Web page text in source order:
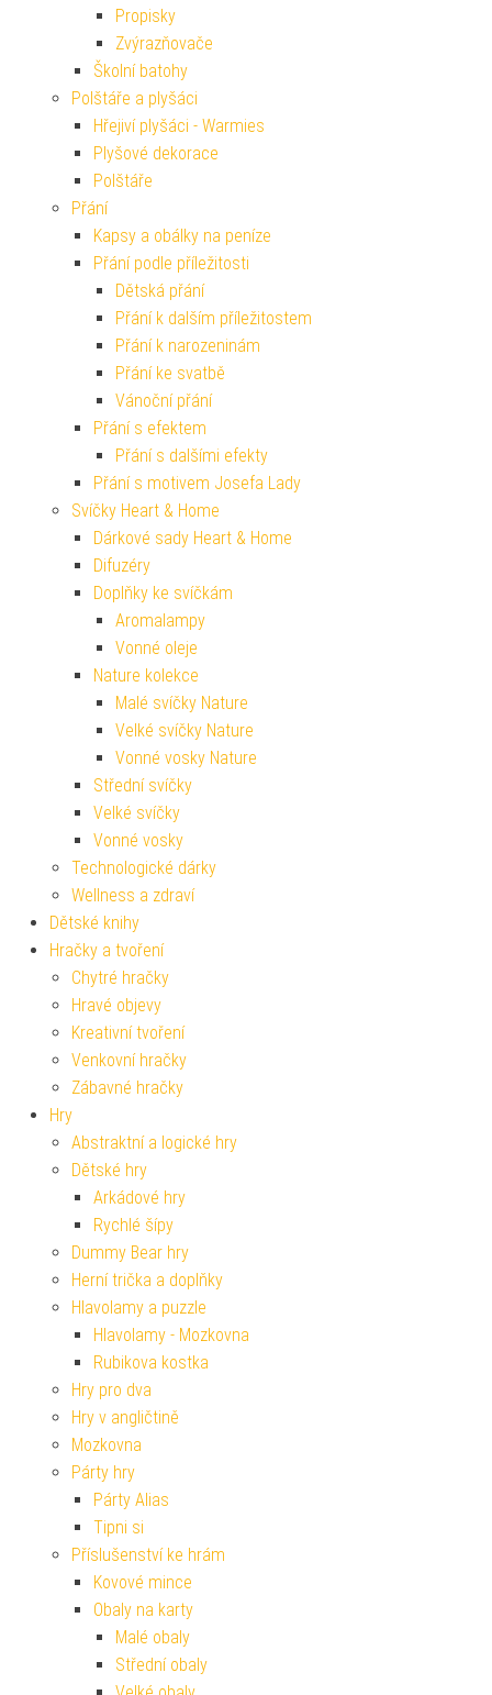
Propisky
Zvýrazňovače
Školní batohy
Polštáře a plyšáci
Hřejiví plyšáci - Warmies
Plyšové dekorace
Polštáře
Přání
Kapsy a obálky na peníze
Přání podle příležitosti
Dětská přání
Přání k dalším příležitostem
Přání k narozeninám
Přání ke svatbě
Vánoční přání
Přání s efektem
Přání s dalšími efekty
Přání s motivem Josefa Lady
Svíčky Heart & Home
Dárkové sady Heart & Home
Difuzéry
Doplňky ke svíčkám
Aromalampy
Vonné oleje
Nature kolekce
Malé svíčky Nature
Velké svíčky Nature
Vonné vosky Nature
Střední svíčky
Velké svíčky
Vonné vosky
Technologické dárky
Wellness a zdraví
Dětské knihy
Hračky a tvoření
Chytré hračky
Hravé objevy
Kreativní tvoření
Venkovní hračky
Zábavné hračky
Hry
Abstraktní a logické hry
Dětské hry
Arkádové hry
Rychlé šípy
Dummy Bear hry
Herní trička a doplňky
Hlavolamy a puzzle
Hlavolamy - Mozkovna
Rubikova kostka
Hry pro dva
Hry v angličtině
Mozkovna
Párty hry
Párty Alias
Tipni si
Příslušenství ke hrám
Kovové mince
Obaly na karty
Malé obaly
Střední obaly